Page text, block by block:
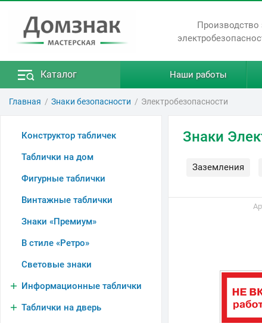
Производство
Каталог Наши работы
Главная Знаки безопасности Электробезопасности
Конструктор табличек
Таблички на дом
Фигурные таблички
Винтажные таблички
Знаки «Премиум»
В стиле «Ретро»
Световые знаки
Информационные таблички
Таблички на дверь
Знаки
Заземления